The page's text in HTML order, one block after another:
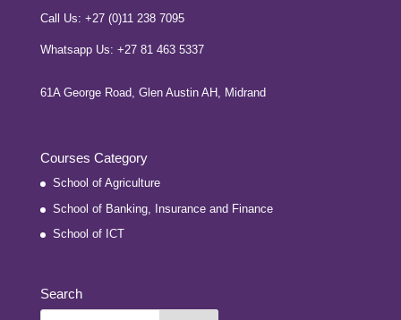
Call Us: +27 (0)11 238 7095
Whatsapp Us: +27 81 463 5337
61A George Road, Glen Austin AH, Midrand
Courses Category
School of Agriculture
School of Banking, Insurance and Finance
School of ICT
Search